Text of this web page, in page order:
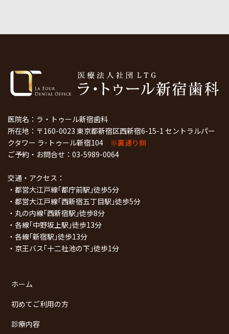
医院名：ラ・トゥール新宿歯科
所在地：〒160-0023 東京都新宿区西新宿6-15-1 セントラルパー
クタワー ラ･トゥール新宿104 ※裏通り側
ご予約・お問合せ： 03-5989-0064
交通・アクセス：
・都営大江戸線｢都庁前駅｣徒歩5分
・都営大江戸線｢西新宿五丁目駅｣徒歩5分
・丸の内線｢西新宿駅｣徒歩8分
・各線｢中野坂上駅｣徒歩13分
・各線｢新宿駅｣徒歩13分
・京王バス｢十二社池の下｣徒歩1分
ホーム
初めてご利用の方
診療内容